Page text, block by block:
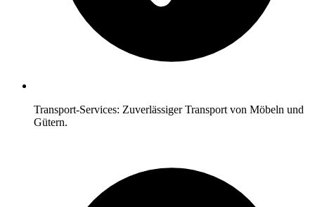
Transport-Services: Zuverlässiger Transport von Möbeln und
Gütern.